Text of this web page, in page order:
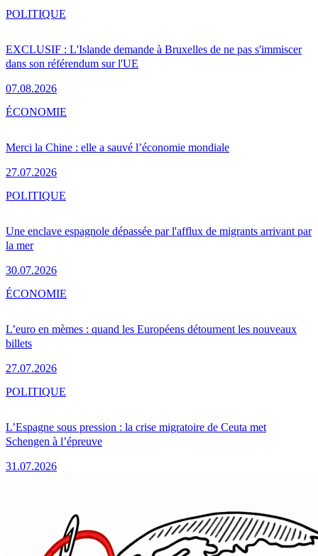
EXCLUSIF : L'Islande demande à Bruxelles de ne pas s'immiscer
dans son référendum sur l'UE
07.08.2026
POLITIQUE
Merci la Chine : elle a sauvé l’économie mondiale
27.07.2026
ÉCONOMIE
Une enclave espagnole dépassée par l'afflux de migrants arrivant par
la mer
30.07.2026
POLITIQUE
L’euro en mèmes : quand les Européens détournent les nouveaux
billets
27.07.2026
ÉCONOMIE
L’Espagne sous pression : la crise migratoire de Ceuta met
Schengen à l’épreuve
31.07.2026
POLITIQUE